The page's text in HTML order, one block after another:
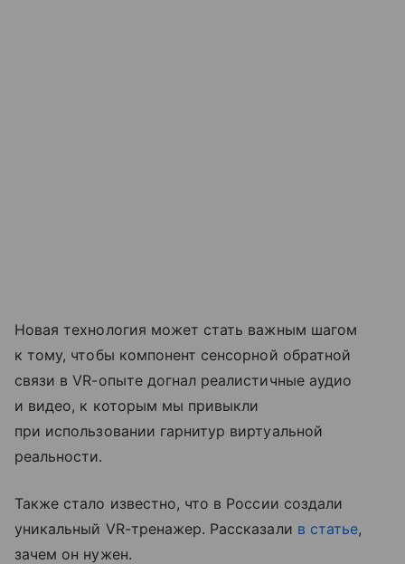
Новая технология может стать важным шагом
к тому, чтобы компонент сенсорной обратной
связи в VR-опыте догнал реалистичные аудио
и видео, к которым мы привыкли
при использовании гарнитур виртуальной
реальности.
Также стало известно, что в России создали
уникальный VR-тренажер. Рассказали в статье,
зачем он нужен.